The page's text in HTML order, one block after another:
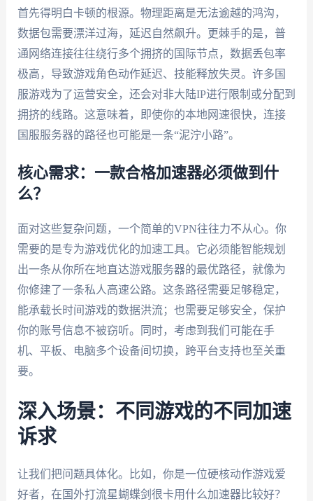
首先得明白卡顿的根源。物理距离是无法逾越的鸿沟，
数据包需要漂洋过海，延迟自然飙升。更棘手的是，普
通网络连接往往绕行多个拥挤的国际节点，数据丢包率
极高，导致游戏角色动作延迟、技能释放失灵。许多国
服游戏为了运营安全，还会对非大陆IP进行限制或分配到
拥挤的线路。这意味着，即使你的本地网速很快，连接
国服服务器的路径也可能是一条“泥泞小路”。
核心需求：一款合格加速器必须做到什
么？
面对这些复杂问题，一个简单的VPN往往力不从心。你
需要的是专为游戏优化的加速工具。它必须能智能规划
出一条从你所在地直达游戏服务器的最优路径，就像为
你修建了一条私人高速公路。这条路径需要足够稳定，
能承载长时间游戏的数据洪流；也需要足够安全，保护
你的账号信息不被窃听。同时，考虑到我们可能在手
机、平板、电脑多个设备间切换，跨平台支持也至关重
要。
深入场景：不同游戏的不同加速
诉求
让我们把问题具体化。比如，你是一位硬核动作游戏爱
好者，在国外打流星蝴蝶剑很卡用什么加速器比较好？